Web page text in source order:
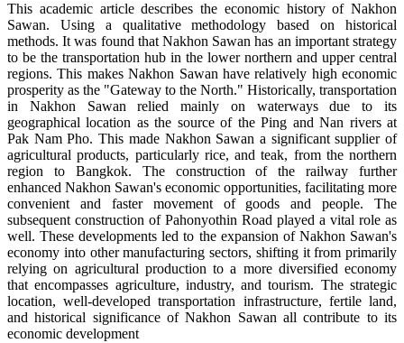
This academic article describes the economic history of Nakhon
Sawan. Using a qualitative methodology based on historical
methods. It was found that Nakhon Sawan has an important strategy
to be the transportation hub in the lower northern and upper central
regions. This makes Nakhon Sawan have relatively high economic
prosperity as the "Gateway to the North." Historically, transportation
in Nakhon Sawan relied mainly on waterways due to its
geographical location as the source of the Ping and Nan rivers at
Pak Nam Pho. This made Nakhon Sawan a significant supplier of
agricultural products, particularly rice, and teak, from the northern
region to Bangkok. The construction of the railway further
enhanced Nakhon Sawan's economic opportunities, facilitating more
convenient and faster movement of goods and people. The
subsequent construction of Pahonyothin Road played a vital role as
well. These developments led to the expansion of Nakhon Sawan's
economy into other manufacturing sectors, shifting it from primarily
relying on agricultural production to a more diversified economy
that encompasses agriculture, industry, and tourism. The strategic
location, well-developed transportation infrastructure, fertile land,
and historical significance of Nakhon Sawan all contribute to its
economic development